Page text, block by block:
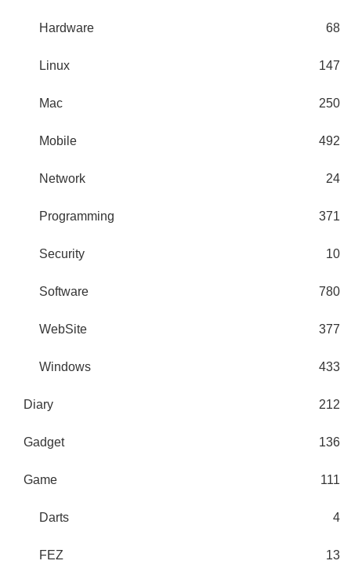
Hardware 68
Linux 147
Mac 250
Mobile 492
Network 24
Programming 371
Security 10
Software 780
WebSite 377
Windows 433
Diary 212
Gadget 136
Game 111
Darts 4
FEZ 13